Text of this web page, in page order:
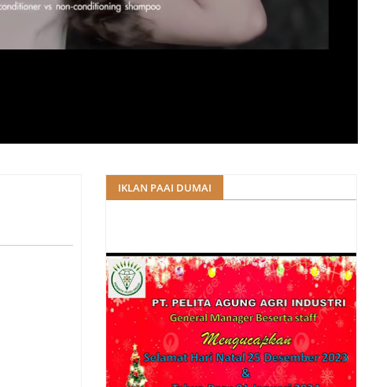
IKLAN PAAI DUMAI